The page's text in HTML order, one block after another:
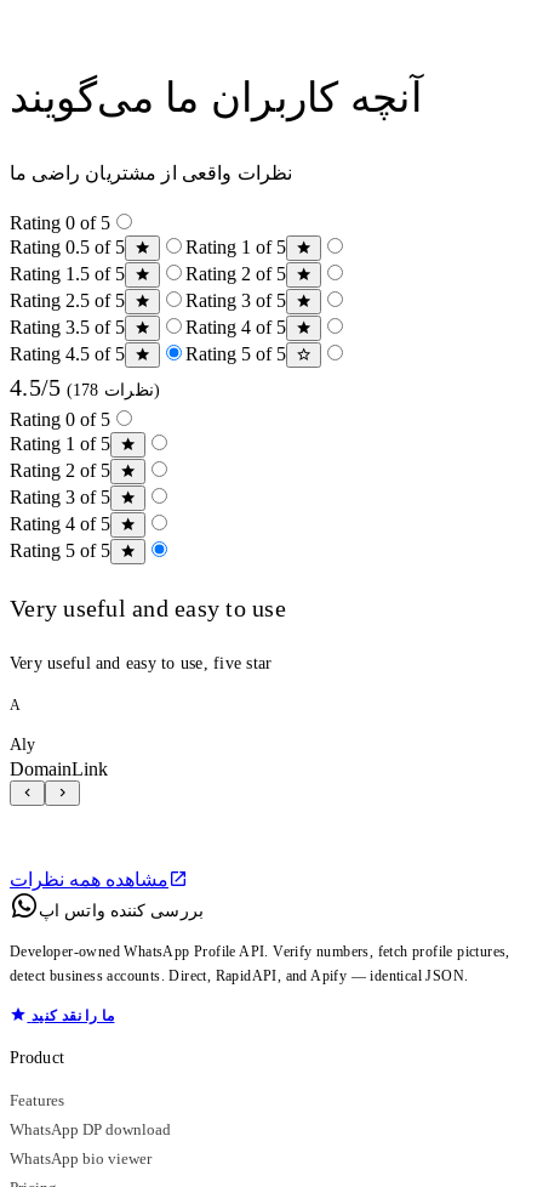
آنچه کاربران ما می‌گویند
نظرات واقعی از مشتریان راضی ما
Rating 0 of 5
Rating 0.5 of 5
Rating 1 of 5
Rating 1.5 of 5
Rating 2 of 5
Rating 2.5 of 5
Rating 3 of 5
Rating 3.5 of 5
Rating 4 of 5
Rating 4.5 of 5
Rating 5 of 5
4.5/5 (178 نظرات)
Rating 0 of 5
Rating 1 of 5
Rating 2 of 5
Rating 3 of 5
Rating 4 of 5
Rating 5 of 5
Very useful and easy to use
Very useful and easy to use, five star
A
Aly
DomainLink
مشاهده همه نظرات
بررسی کننده واتس اپ
Developer-owned WhatsApp Profile API. Verify numbers, fetch profile pictures,
detect business accounts. Direct, RapidAPI, and Apify — identical JSON.
ما را نقد کنید
Product
Features
WhatsApp DP download
WhatsApp bio viewer